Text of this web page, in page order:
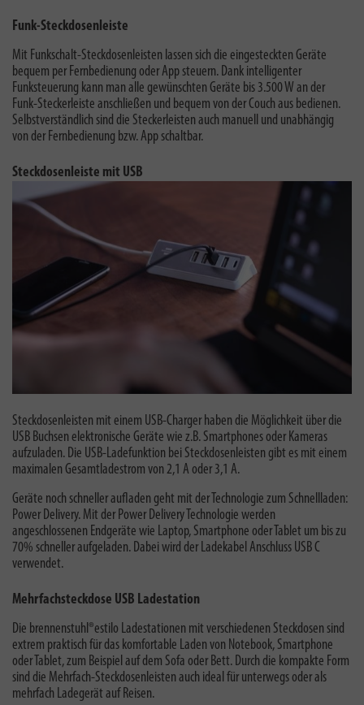
Funk-Steckdosenleiste
Mit Funkschalt-Steckdosenleisten lassen sich die eingesteckten Geräte
bequem per Fernbedienung oder App steuern. Dank intelligenter
Funksteuerung kann man alle gewünschten Geräte bis 3.500 W an der
Funk-Steckerleiste anschließen und bequem von der Couch aus bedienen.
Selbstverständlich sind die Steckerleisten auch manuell und unabhängig
von der Fernbedienung bzw. App schaltbar.
Steckdosenleiste mit USB
Steckdosenleisten mit einem USB-Charger haben die Möglichkeit über die
USB Buchsen elektronische Geräte wie z.B. Smartphones oder Kameras
aufzuladen. Die USB-Ladefunktion bei Steckdosenleisten gibt es mit einem
maximalen Gesamtladestrom von 2,1 A oder 3,1 A.
Geräte noch schneller aufladen geht mit der Technologie zum Schnellladen:
Power Delivery. Mit der Power Delivery Technologie werden
angeschlossenen Endgeräte wie Laptop, Smartphone oder Tablet um bis zu
70% schneller aufgeladen. Dabei wird der Ladekabel Anschluss USB C
verwendet.
Mehrfachsteckdose USB Ladestation
Die brennenstuhl®estilo Ladestationen mit verschiedenen Steckdosen sind
extrem praktisch für das komfortable Laden von Notebook, Smartphone
oder Tablet, zum Beispiel auf dem Sofa oder Bett. Durch die kompakte Form
sind die Mehrfach-Steckdosenleisten auch ideal für unterwegs oder als
mehrfach Ladegerät auf Reisen.